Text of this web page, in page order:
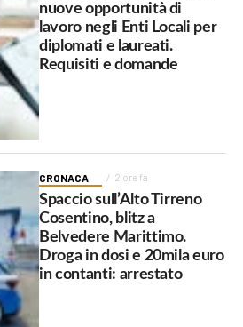
nuove opportunità di
lavoro negli Enti Locali per
diplomati e laureati.
Requisiti e domande
CRONACA 2 ore fa
Spaccio sull’Alto Tirreno
Cosentino, blitz a
Belvedere Marittimo.
Droga in dosi e 20mila euro
in contanti: arrestato